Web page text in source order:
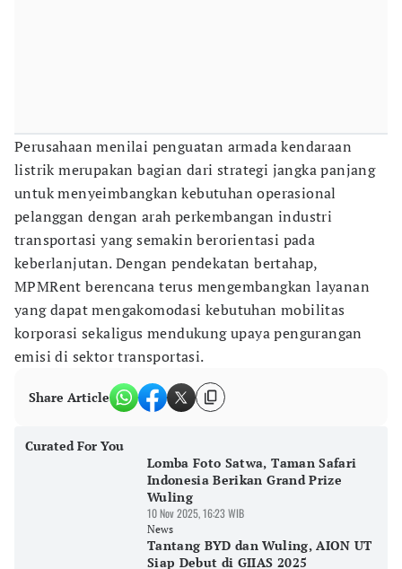
Perusahaan menilai penguatan armada kendaraan
listrik merupakan bagian dari strategi jangka panjang
untuk menyeimbangkan kebutuhan operasional
pelanggan dengan arah perkembangan industri
transportasi yang semakin berorientasi pada
keberlanjutan. Dengan pendekatan bertahap,
MPMRent berencana terus mengembangkan layanan
yang dapat mengakomodasi kebutuhan mobilitas
korporasi sekaligus mendukung upaya pengurangan
emisi di sektor transportasi.
Share Article
Curated For You
Lomba Foto Satwa, Taman Safari
Indonesia Berikan Grand Prize
Wuling
10 Nov 2025, 16:23 WIB
News
Tantang BYD dan Wuling, AION UT
Siap Debut di GIIAS 2025